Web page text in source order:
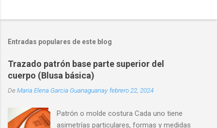
Entradas populares de este blog
Trazado patrón base parte superior del
cuerpo (Blusa básica)
DeMaria Elena Garcia Guanaguanay febrero 22, 2024
Patrón o molde costura Cada uno tiene
asimetrías particulares, formas y medidas